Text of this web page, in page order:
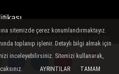
Yorumlar
Yorumlar
kullanılamaz.
sitemizde çerez konumlandırmaktayız.
toplanıp işlenir. Detaylı bilgi almak için
inceleyebilirsiniz. Sitemizi kullanarak,
AYRINTILAR TAMAM